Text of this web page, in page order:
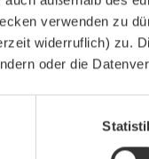
verwenden zu
widerruflich) zu.
oder die